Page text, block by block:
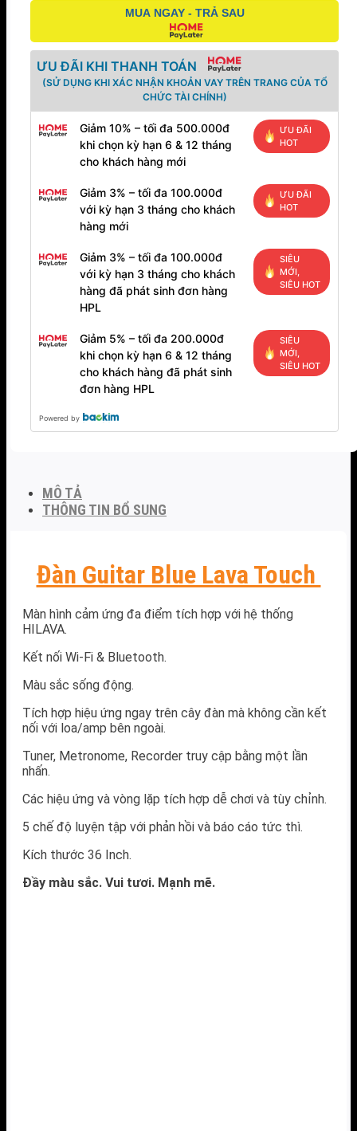
MUA NGAY - TRẢ SAU
ƯU ĐÃI KHI THANH TOÁN
(SỬ DỤNG KHI XÁC NHẬN KHOẢN VAY TRÊN TRANG CỦA TỔ
CHỨC TÀI CHÍNH)
Giảm 10% – tối đa 500.000đ
khi chọn kỳ hạn 6 & 12 tháng
cho khách hàng mới
ƯU ĐÃI
HOT
Giảm 3% – tối đa 100.000đ
với kỳ hạn 3 tháng cho khách
hàng mới
ƯU ĐÃI
HOT
Giảm 3% – tối đa 100.000đ
với kỳ hạn 3 tháng cho khách
hàng đã phát sinh đơn hàng
HPL
SIÊU
MỚI,
SIÊU HOT
Giảm 5% – tối đa 200.000đ
khi chọn kỳ hạn 6 & 12 tháng
cho khách hàng đã phát sinh
đơn hàng HPL
SIÊU
MỚI,
SIÊU HOT
Powered by
MÔ TẢ
THÔNG TIN BỔ SUNG
Đàn Guitar Blue Lava Touch
Màn hình cảm ứng đa điểm tích hợp với hệ thống
HILAVA.
Kết nối Wi-Fi & Bluetooth.
Màu sắc sống động.
Tích hợp hiệu ứng ngay trên cây đàn mà không cần kết
nối với loa/amp bên ngoài.
Tuner, Metronome, Recorder truy cập bằng một lần
nhấn.
Các hiệu ứng và vòng lặp tích hợp dễ chơi và tùy chỉnh.
5 chế độ luyện tập với phản hồi và báo cáo tức thì.
Kích thước 36 Inch.
Đầy màu sắc. Vui tươi. Mạnh mẽ.